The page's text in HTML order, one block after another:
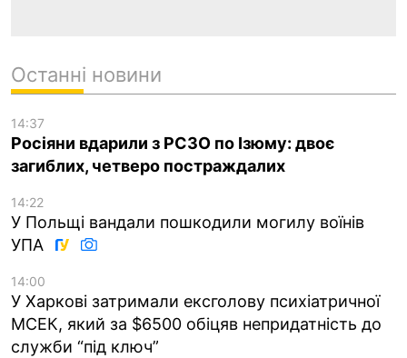
Останні новини
14:37
Росіяни вдарили з РСЗО по Ізюму: двоє
загиблих, четверо постраждалих
14:22
У Польщі вандали пошкодили могилу воїнів
УПА
14:00
У Харкові затримали ексголову психіатричної
МСЕК, який за $6500 обіцяв непридатність до
служби “під ключ”